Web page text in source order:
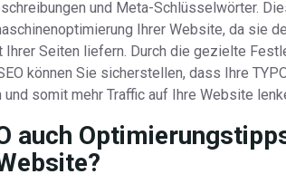
und Meta-Schlüsselwörter.
Ihrer Website, da sie
Ihrer Seiten liefern. Durch die gezielte
können Sie sicherstellen, dass Ihre
somit mehr Traffic auf Ihre Website
auch